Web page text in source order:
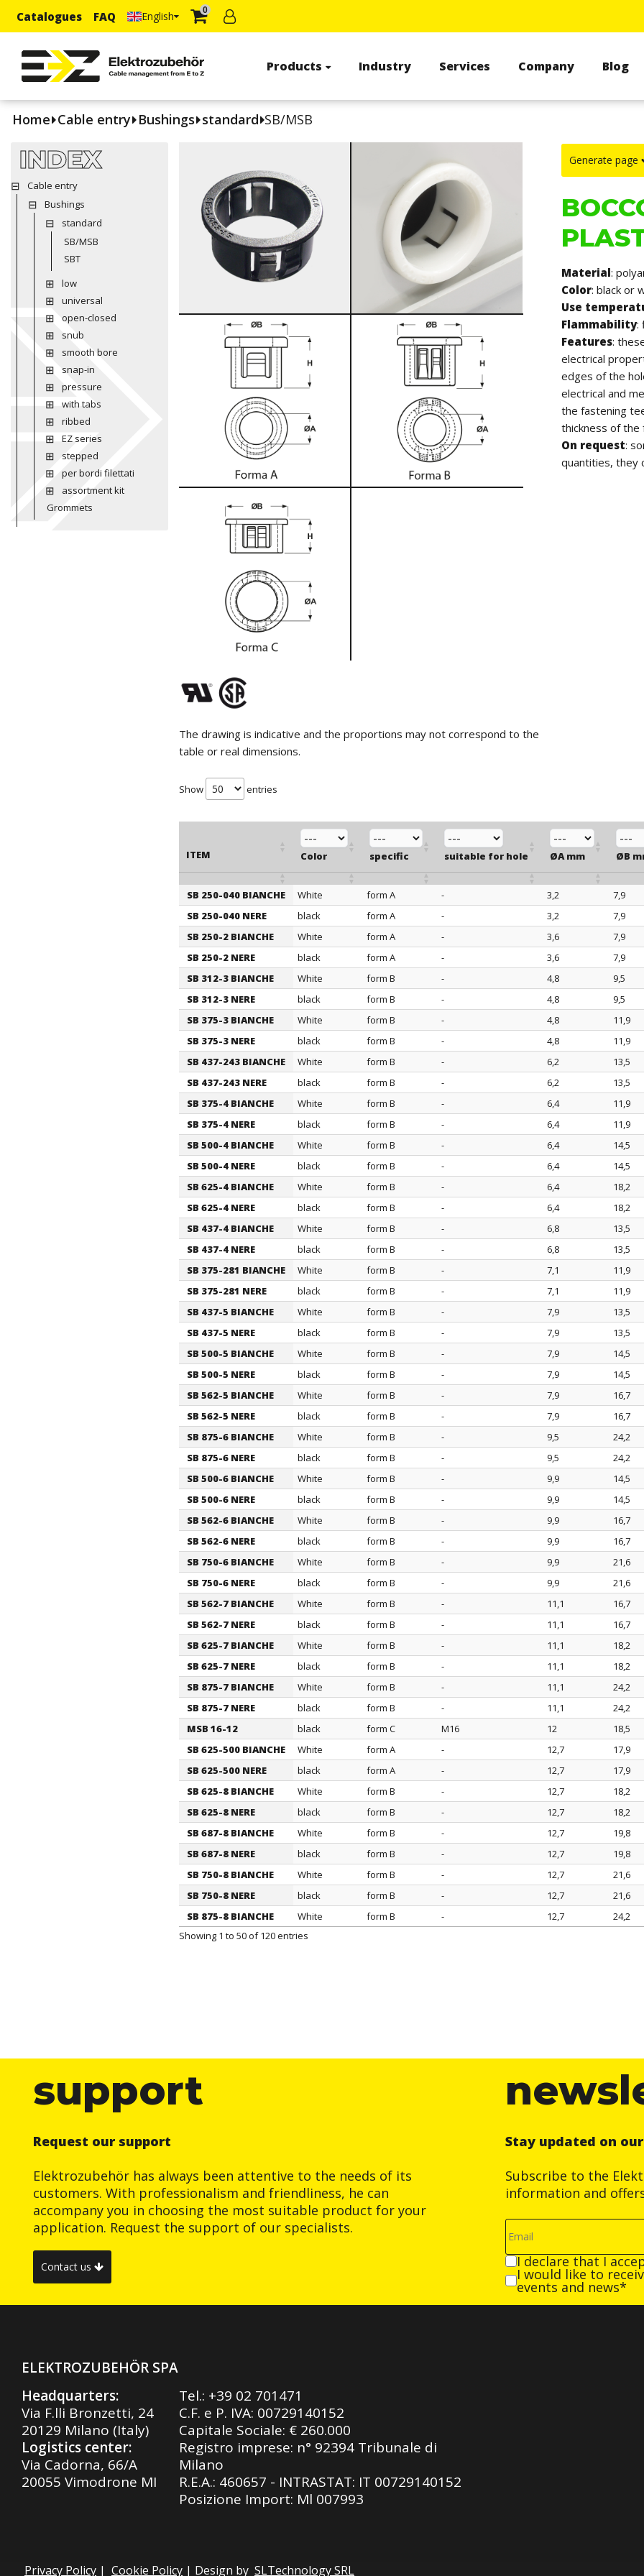
Catalogues FAQ English 0
Products Industry Services Company Blog
Home Cable entry Bushings standard SB/MSB
INDEX
Cable entry
Bushings
standard
SB/MSB
SBT
low
universal
open-closed
snub
smooth bore
snap-in
pressure
with tabs
ribbed
EZ series
stepped
per bordi filettati
assortment kit
Grommets
The drawing is indicative and the proportions may not correspond to the
table or real dimensions.
Generate page
Material:
Color: black or
Use
Flammability:
Features:
electrical
edges of the
electrical and
the fastening
thickness of the
On request:
quantities, they
Show entries
ITEM Color specific suitable for hole ØA mm ØB
ITEM
Color specific suitable for hole ØA mm ØB
SB 250-040 BIANCHE White form A - 3,2 7,9
SB 250-040 NERE
black form A - 3,2 7,9
SB 250-2 BIANCHE
White form A - 3,6 7,9
SB 250-2 NERE
black form A - 3,6 7,9
SB 312-3 BIANCHE
White form B - 4,8 9,5
SB 312-3 NERE
black form B - 4,8 9,5
SB 375-3 BIANCHE
White form B - 4,8 11,9
SB 375-3 NERE
black form B - 4,8 11,9
SB 437-243 BIANCHE
White form B - 6,2 13,5
SB 437-243 NERE
black form B - 6,2 13,5
SB 375-4 BIANCHE
White form B - 6,4 11,9
SB 375-4 NERE
black form B - 6,4 11,9
SB 500-4 BIANCHE
White form B - 6,4 14,5
SB 500-4 NERE
black form B - 6,4 14,5
SB 625-4 BIANCHE
White form B - 6,4 18,2
SB 625-4 NERE
black form B - 6,4 18,2
SB 437-4 BIANCHE
White form B - 6,8 13,5
SB 437-4 NERE
black form B - 6,8 13,5
SB 375-281 BIANCHE
White form B - 7,1 11,9
SB 375-281 NERE
black form B - 7,1 11,9
SB 437-5 BIANCHE
White form B - 7,9 13,5
SB 437-5 NERE
black form B - 7,9 13,5
SB 500-5 BIANCHE
White form B - 7,9 14,5
SB 500-5 NERE
black form B - 7,9 14,5
SB 562-5 BIANCHE
White form B - 7,9 16,7
SB 562-5 NERE
black form B - 7,9 16,7
SB 875-6 BIANCHE
White form B - 9,5 24,2
SB 875-6 NERE
black form B - 9,5 24,2
SB 500-6 BIANCHE
White form B - 9,9 14,5
SB 500-6 NERE
black form B - 9,9 14,5
SB 562-6 BIANCHE
White form B - 9,9 16,7
SB 562-6 NERE
black form B - 9,9 16,7
SB 750-6 BIANCHE
White form B - 9,9 21,6
SB 750-6 NERE
black form B - 9,9 21,6
SB 562-7 BIANCHE
White form B - 11,1 16,7
SB 562-7 NERE
black form B - 11,1 16,7
SB 625-7 BIANCHE
White form B - 11,1 18,2
SB 625-7 NERE
black form B - 11,1 18,2
SB 875-7 BIANCHE
White form B - 11,1 24,2
SB 875-7 NERE
black form B - 11,1 24,2
MSB 16-12
black form C M16 12 18,5
SB 625-500 BIANCHE
White form A - 12,7 17,9
SB 625-500 NERE
black form A - 12,7 17,9
SB 625-8 BIANCHE
White form B - 12,7 18,2
SB 625-8 NERE
black form B - 12,7 18,2
SB 687-8 BIANCHE
White form B - 12,7 19,8
SB 687-8 NERE
black form B - 12,7 19,8
SB 750-8 BIANCHE
White form B - 12,7 21,6
SB 750-8 NERE
black form B - 12,7 21,6
SB 875-8 BIANCHE
White form B - 12,7 24,2
Showing 1 to 50 of 120 entries
support
Request our support
Elektrozubehör has always been attentive to the needs of its
customers. With professionalism and friendliness, he can
accompany you in choosing the most suitable product for your
application. Request the support of our specialists.
Contact us
Stay updated on
Subscribe to the
information and
I declare that I
I would like to
events and news*
ELEKTROZUBEHÖR SPA
Headquarters:
Via F.lli Bronzetti, 24
20129 Milano (Italy)
Logistics center:
Via Cadorna, 66/A
20055 Vimodrone MI
Tel.: +39 02 701471
C.F. e P. IVA: 00729140152
Capitale Sociale: € 260.000
Registro imprese: n° 92394 Tribunale di
Milano
R.E.A.: 460657 - INTRASTAT: IT 00729140152
Posizione Import: Ml 007993
Privacy Policy | Cookie Policy | Design by SLTechnology SRL